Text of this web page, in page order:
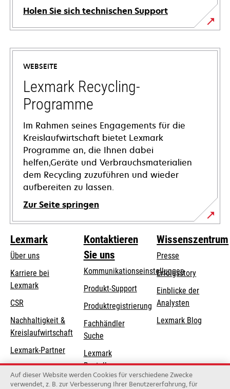
Holen Sie sich technischen Support
wird
in
neuen
Registerkarte
geöffnet
WEBSEITE
Lexmark Recycling-
Programme
Im Rahmen seines Engagements für die
Kreislaufwirtschaft bietet Lexmark
Programme an, die Ihnen dabei
helfen,Geräte und Verbrauchsmaterialien
dem Recycling zuzuführen und wieder
aufbereiten zu lassen.
Zur Seite springen
Lexmark
Über uns
Karriere bei
Lexmark
CSR
Nachhaltigkeit &
Kreislaufwirtschaft
Lexmark-Partner
Kontaktieren
Sie uns
Kommunikationseinstellungen
wird
in
einer
neuen
Registerkarte
geöffnet
Produkt-Supportwird
einer
neuen
Produktregistrierung
Fachhändler
Suche
Lexmark
Bestellungen
Lexmark
Wissenszentrum
Presse
Erfolgsstory
Einblicke der
Analysten
Lexmark Blog
Auf dieser Website werden Cookies für verschiedene Zwecke
verwendet, z. B. zur Verbesserung Ihrer Benutzererfahrung, für